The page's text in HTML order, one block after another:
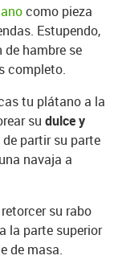
como pieza
Estupendo,
hambre se
completo.
tu plátano a la
su dulce y
partir su parte
navaja a
su rabo
la parte superior
de masa.